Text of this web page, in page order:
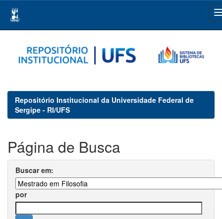
navigation
Repositório Institucional da Universidade Federal de
Sergipe - RI/UFS
Página de Busca
Buscar em:
por